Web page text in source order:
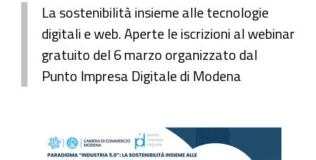
La sostenibilità insieme alle tecnologie
digitali e web. Aperte le iscrizioni al webinar
gratuito del 6 marzo organizzato dal
Punto Impresa Digitale di Modena